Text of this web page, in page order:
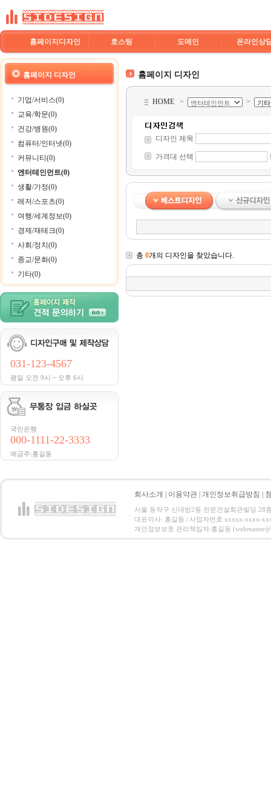
홈페이지디자인 호스팅 도메인 온라인상
홈페이지 디자인
기업/서비스(0)
교육/학문(0)
건강/병원(0)
컴퓨터/인터넷(0)
커뮤니티(0)
엔터테인먼트(0)
생활/가정(0)
레저/스포츠(0)
여행/세계정보(0)
경제/재테크(0)
사회/정치(0)
종교/문화(0)
기타(0)
031-123-4567
평일 오전 9시 ~ 오후 6시
국민은행
000-1111-22-3333
예금주:홍길동
홈페이지 디자인
HOME > >
디자인 제목
가격대 선택
총 0개의 디자인을 찾았습니다.
회사소개 이용약관 개인정보취급방침
서울 동작구 신대방2동 전문건설회관빌딩 28
대표이사: 홍길동 | 사업자번호 xxxxx-xxxx-
개인정보보호 관리책임자:홍길동